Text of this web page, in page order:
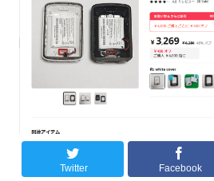
Twitter Facebook